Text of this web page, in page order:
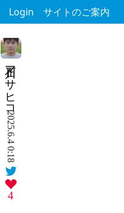
Login サイトのご案内
石川マサヒコ
2025.6.4 0:18
4